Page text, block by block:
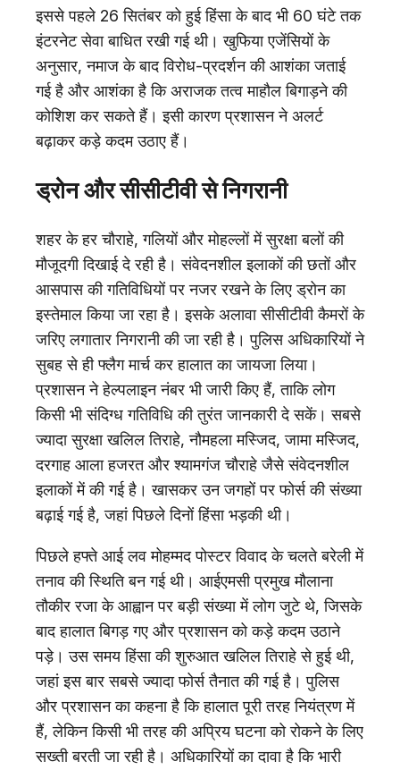
इससे पहले 26 सितंबर को हुई हिंसा के बाद भी 60 घंटे तक
इंटरनेट सेवा बाधित रखी गई थी। खुफिया एजेंसियों के
अनुसार, नमाज के बाद विरोध-प्रदर्शन की आशंका जताई
गई है और आशंका है कि अराजक तत्व माहौल बिगाड़ने की
कोशिश कर सकते हैं। इसी कारण प्रशासन ने अलर्ट
बढ़ाकर कड़े कदम उठाए हैं।
ड्रोन और सीसीटीवी से निगरानी
शहर के हर चौराहे, गलियों और मोहल्लों में सुरक्षा बलों की
मौजूदगी दिखाई दे रही है। संवेदनशील इलाकों की छतों और
आसपास की गतिविधियों पर नजर रखने के लिए ड्रोन का
इस्तेमाल किया जा रहा है। इसके अलावा सीसीटीवी कैमरों के
जरिए लगातार निगरानी की जा रही है। पुलिस अधिकारियों ने
सुबह से ही फ्लैग मार्च कर हालात का जायजा लिया।
प्रशासन ने हेल्पलाइन नंबर भी जारी किए हैं, ताकि लोग
किसी भी संदिग्ध गतिविधि की तुरंत जानकारी दे सकें। सबसे
ज्यादा सुरक्षा खलिल तिराहे, नौमहला मस्जिद, जामा मस्जिद,
दरगाह आला हजरत और श्यामगंज चौराहे जैसे संवेदनशील
इलाकों में की गई है। खासकर उन जगहों पर फोर्स की संख्या
बढ़ाई गई है, जहां पिछले दिनों हिंसा भड़की थी।
पिछले हफ्ते आई लव मोहम्मद पोस्टर विवाद के चलते बरेली में
तनाव की स्थिति बन गई थी। आईएमसी प्रमुख मौलाना
तौकीर रजा के आह्वान पर बड़ी संख्या में लोग जुटे थे, जिसके
बाद हालात बिगड़ गए और प्रशासन को कड़े कदम उठाने
पड़े। उस समय हिंसा की शुरुआत खलिल तिराहे से हुई थी,
जहां इस बार सबसे ज्यादा फोर्स तैनात की गई है। पुलिस
और प्रशासन का कहना है कि हालात पूरी तरह नियंत्रण में
हैं, लेकिन किसी भी तरह की अप्रिय घटना को रोकने के लिए
सख्ती बरती जा रही है। अधिकारियों का दावा है कि भारी